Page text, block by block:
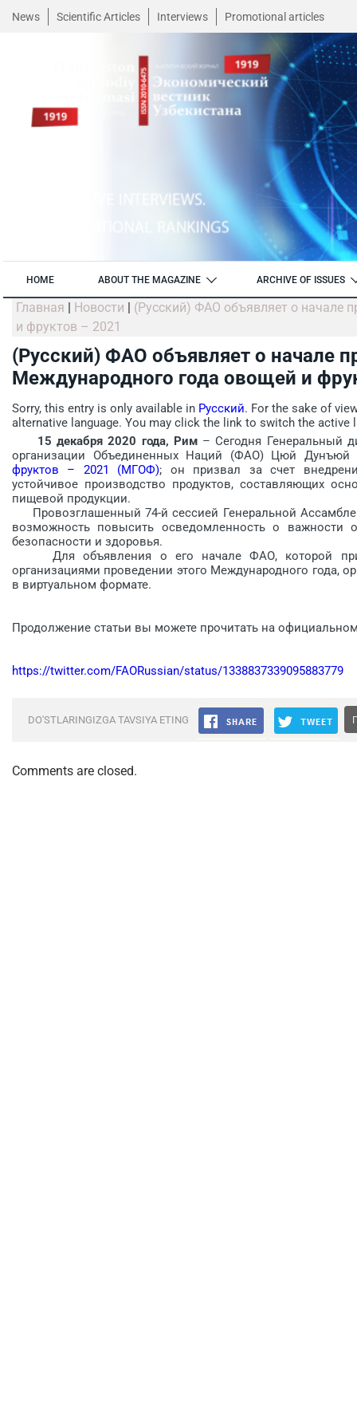
News Scientific Articles Interviews Promotional articles
HOME ABOUT THE MAGAZINE ARCHIVE OF ISSUES
Главная | Новости | (Русский) ФАО объявляет о начале
и фруктов – 2021
(Русский) ФАО объявляет о начале
Международного года овощей и
Sorry, this entry is only available in Русский. For the sake of
alternative language. You may click the link to switch the active
15 декабря 2020 года, Рим– Сегодня Генеральный
организации Объединенных Наций (ФАО) Цюй
фруктов – 2021 (МГОФ); он призвал за счет
устойчивое производство продуктов, составляющих
пищевой продукции.
Провозглашенный 74-й сессией Генеральной
возможность повысить осведомленность о важности
безопасности и здоровья.
Для объявления о его начале ФАО, которой
организациями проведении этого Международного года,
в виртуальном формате.
Продолжение статьи вы можете прочитать на
https://twitter.com/FAORussian/status/1338837339095883779
DO'STLARINGIZGA TAVSIYA ETING
Comments are closed.